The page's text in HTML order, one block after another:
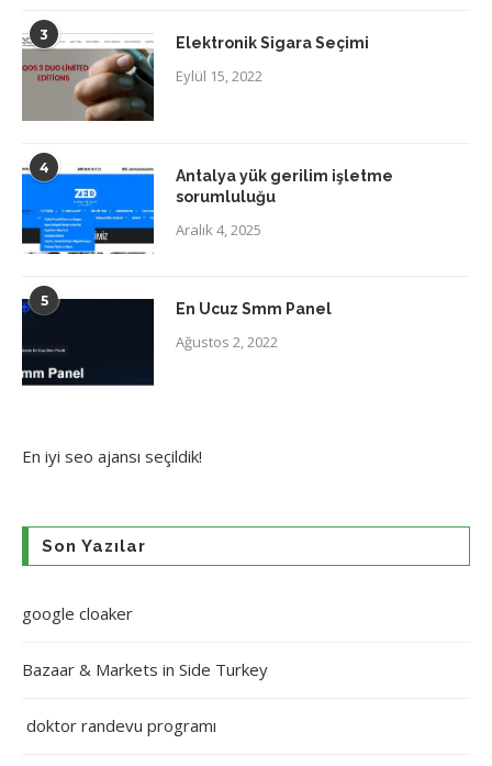
3 Elektronik Sigara Seçimi
Eylül 15, 2022
4
Antalya yük gerilim işletme
sorumluluğu
Aralık 4, 2025
5 En Ucuz Smm Panel
Ağustos 2, 2022
En iyi seo ajansı seçildik!
Son Yazılar
google cloaker
Bazaar & Markets in Side Turkey
doktor randevu programı